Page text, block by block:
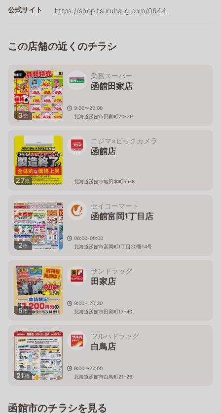
公式サイト https://shop.tsuruha-g.com/0644
この店舗の近くのチラシ
3枚
業務スーパー
函館田家店
9:00〜20:00
北海道函館市田家町20-29
27枚
コジマ×ビックカメラ
函館店
北海道函館市亀田本町55-8
2枚
セイコーマート
函館富岡1丁目店
06:00-00:00
北海道函館市富岡町1丁目20番14号
5枚
サンドラッグ
田家店
9:00～20:30
北海道函館市田家町17-40
21枚
ツルハドラッグ
白鳥店
9:00〜22:00
北海道函館市白鳥町21-26
函館市のチラシを見る